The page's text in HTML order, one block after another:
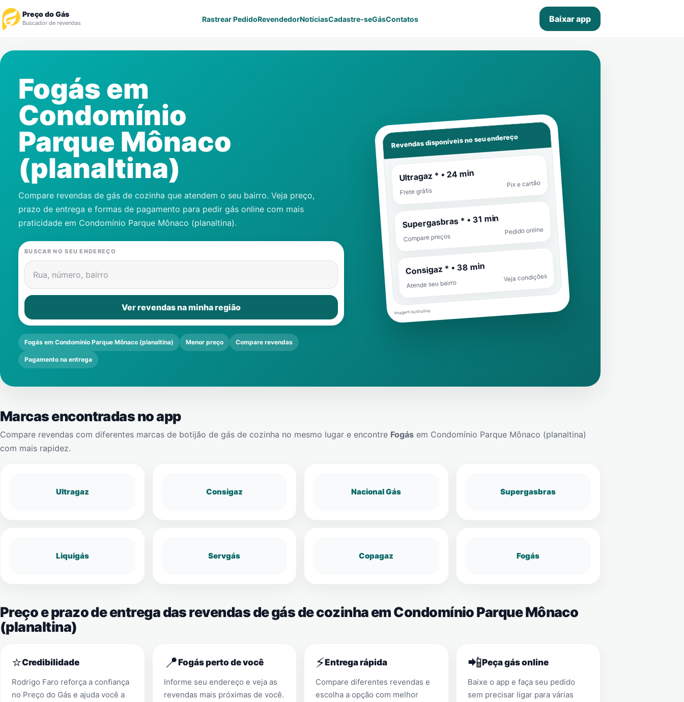
Preço do Gás
Buscador de revendas Rastrear PedidoRevendedorNotíciasCadastre-seGásContatos Baixar app
Revendedor
Notícias
Cadastre-se
Gás
Fogás em
Condomínio
Parque Mônaco
(planaltina)
Compare revendas de gás de cozinha que atendem o seu bairro. Veja preço,
prazo de entrega e formas de pagamento para pedir gás online com mais
praticidade em Condomínio Parque Mônaco (planaltina).
BUSCAR NO SEU ENDEREÇO
Rua, número, bairro
Ver revendas na minha região
Fogás em Condomínio Parque Mônaco (planaltina) Menor preço Compare revendas
Pagamento na entrega
Revendas disponíveis no seu endereço
Ultragaz * • 24 min
Frete grátis
Pix e cartão
Supergasbras * • 31 min
Compare preços
Pedido online
Consigaz * • 38 min
Atende seu bairro
Veja condições
Imagem ilustrativa
Marcas encontradas no app
Compare revendas com diferentes marcas de botijão de gás de cozinha no mesmo lugar e encontre Fogás em Condomínio Parque Mônaco (planaltina)
com mais rapidez.
Ultragaz Consigaz Nacional Gás Supergasbras
Liquigás Servgás Copagaz Fogás
Preço e prazo de entrega das revendas de gás de cozinha em Condomínio Parque Mônaco
(planaltina)
⭐Credibilidade
Rodrigo Faro reforça a confiança
no Preço do Gás e ajuda você a
📍Fogás perto de você
Informe seu endereço e veja as
revendas mais próximas de você.
⚡Entrega rápida
Compare diferentes revendas e
escolha a opção com melhor
📲Peça gás online
Baixe o app e faça seu pedido
sem precisar ligar para várias